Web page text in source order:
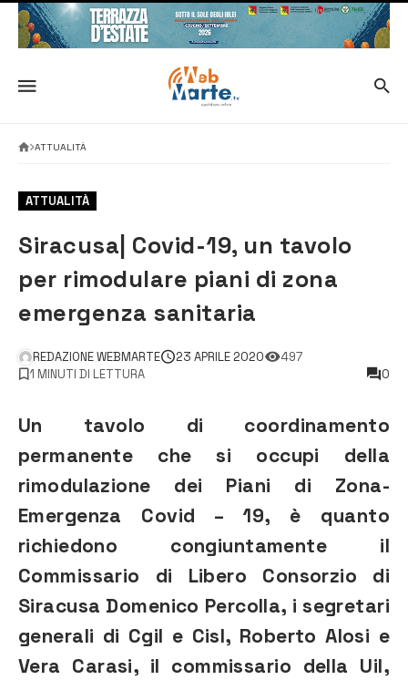
ATTUALITÀ
ATTUALITÀ
Siracusa| Covid-19, un tavolo
per rimodulare piani di zona
emergenza sanitaria
REDAZIONE WEBMARTE 23 APRILE 2020
497
1 MINUTI DI LETTURA
0
Un tavolo di coordinamento
permanente che si occupi della
rimodulazione dei Piani di Zona-
Emergenza Covid – 19, è quanto
richiedono congiuntamente il
Commissario di Libero Consorzio di
Siracusa Domenico Percolla, i segretari
generali di Cgil e Cisl, Roberto Alosi e
Vera Carasi, il commissario della Uil,